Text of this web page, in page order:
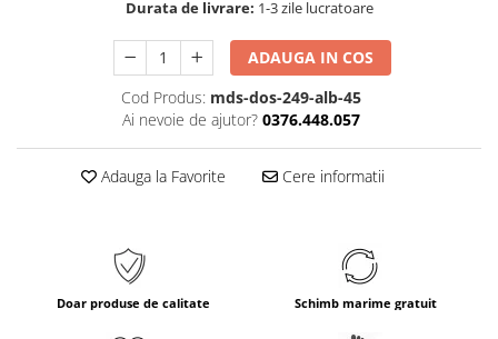
Durata de livrare: 1-3 zile lucratoare
ADAUGA IN COS
Cod Produs: mds-dos-249-alb-45
Ai nevoie de ajutor? 0376.448.057
Adauga la Favorite Cere informatii
Doar produse de calitate Schimb marime gratuit